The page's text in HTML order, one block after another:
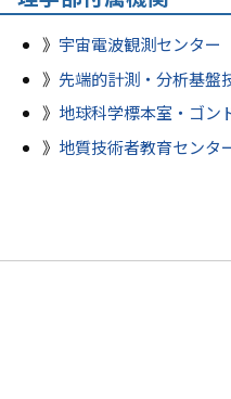
宇宙電波観測センター
先端的計測・分析基盤
地球科学標本室・ゴン
地質技術者教育センタ